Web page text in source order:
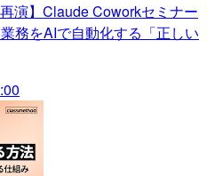
演】Claude Coworkセミナー
務をAIで自動化する「正しい